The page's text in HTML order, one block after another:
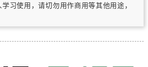
习使用，请切勿用作商用等其他用途，